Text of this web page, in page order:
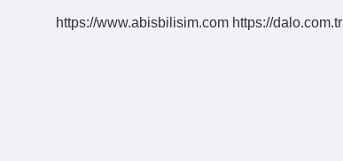
Gelir
https://www.abisbilisim.com https://dalo.com.tr